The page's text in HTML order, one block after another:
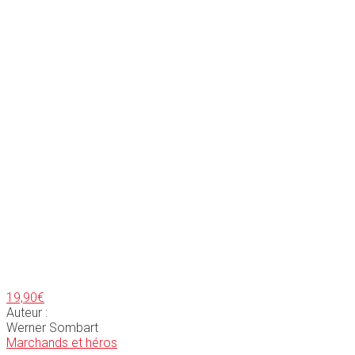
19,90€
Auteur :
Werner Sombart
Marchands et héros